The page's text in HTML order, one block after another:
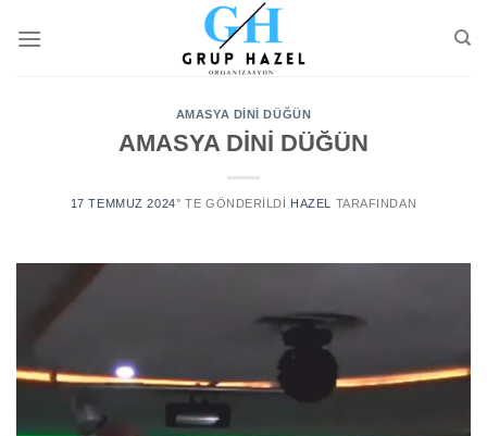
AMASYA DİNİ DÜĞÜN
AMASYA DİNİ DÜĞÜN
17 TEMMUZ 2024’' TE GÖNDERILDI HAZEL TARAFINDAN